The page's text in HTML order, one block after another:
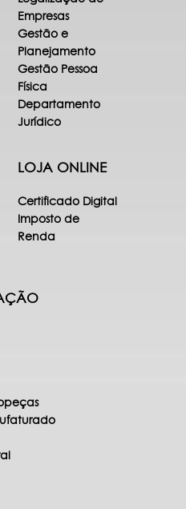
Empresas
Gestão e
Planejamento
Gestão Pessoa
Física
Departamento
Jurídico
LOJA ONLINE
Certificado Digital
Imposto de
Renda